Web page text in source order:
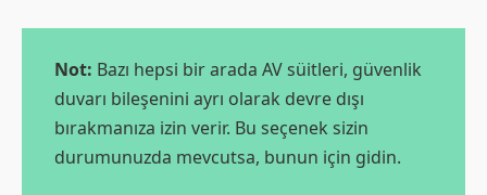
Not: Bazı hepsi bir arada AV süitleri, güvenlik
duvarı bileşenini ayrı olarak devre dışı
bırakmanıza izin verir. Bu seçenek sizin
durumunuzda mevcutsa, bunun için gidin.